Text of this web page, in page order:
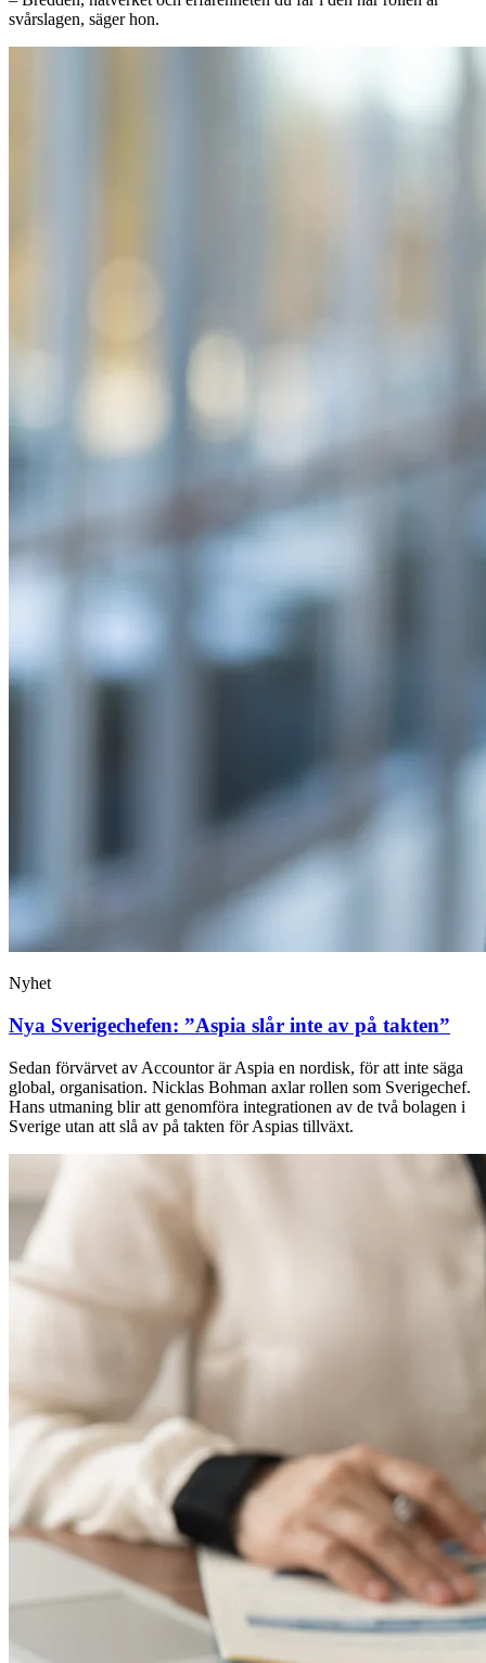
svårslagen, säger hon.
Nyhet
Nya Sverigechefen: ”Aspia slår inte av på takten”
Sedan förvärvet av Accountor är Aspia en nordisk, för att inte säga
global, organisation. Nicklas Bohman axlar rollen som Sverigechef.
Hans utmaning blir att genomföra integrationen av de två bolagen i
Sverige utan att slå av på takten för Aspias tillväxt.